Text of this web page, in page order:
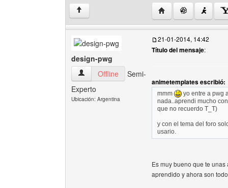
↑ Visitar sitio web del
design-pwg
design-pwg Ver perfil del usuario
Offline
Semi-
Experto
Ubicación: Argentina
21-01-2014, 14:42
Título del mensaje:
animetemplates escribió:
mmm
yo entre a pwg
nada..aprendi mucho
que no recuerdo T_T)
y con el tema del foro
usario.
Es muy bueno que te
aprendido y ahora son